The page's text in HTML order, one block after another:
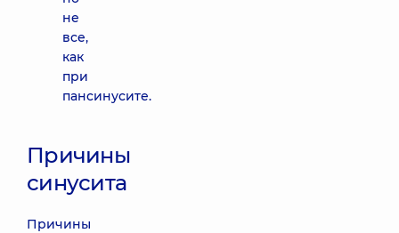
не
все,
как
при
пансинусите.
Причины
синусита
Причины